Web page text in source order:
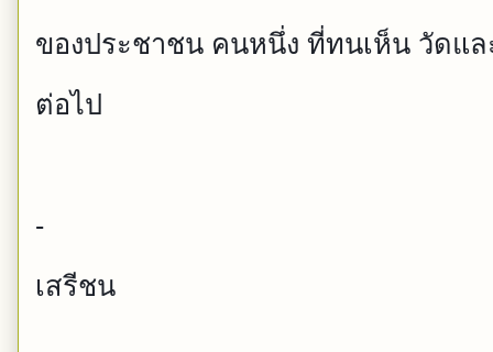
ของประชาชน คนหนึ่ง ที่ทนเห็น วัดแ
ต่อไป
-
เสรีชน